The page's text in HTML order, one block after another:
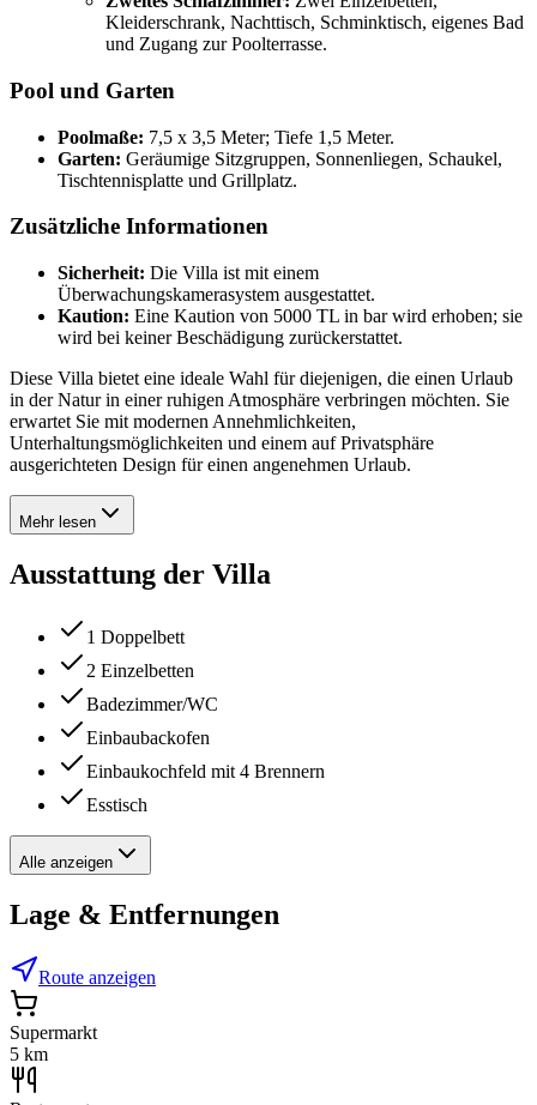
Kleiderschrank, Nachttisch, Schminktisch, eigenes Bad
und Zugang zur Poolterrasse.
Pool und Garten
Poolmaße: 7,5 x 3,5 Meter; Tiefe 1,5 Meter.
Garten: Geräumige Sitzgruppen, Sonnenliegen, Schaukel,
Tischtennisplatte und Grillplatz.
Zusätzliche Informationen
Sicherheit: Die Villa ist mit einem
Überwachungskamerasystem ausgestattet.
Kaution: Eine Kaution von 5000 TL in bar wird erhoben; sie
wird bei keiner Beschädigung zurückerstattet.
Diese Villa bietet eine ideale Wahl für diejenigen, die einen Urlaub
in der Natur in einer ruhigen Atmosphäre verbringen möchten. Sie
erwartet Sie mit modernen Annehmlichkeiten,
Unterhaltungsmöglichkeiten und einem auf Privatsphäre
ausgerichteten Design für einen angenehmen Urlaub.
Mehr lesen
Ausstattung der Villa
1 Doppelbett
2 Einzelbetten
Badezimmer/WC
Einbaubackofen
Einbaukochfeld mit 4 Brennern
Esstisch
Alle anzeigen
Lage & Entfernungen
Route anzeigen
Supermarkt
5 km